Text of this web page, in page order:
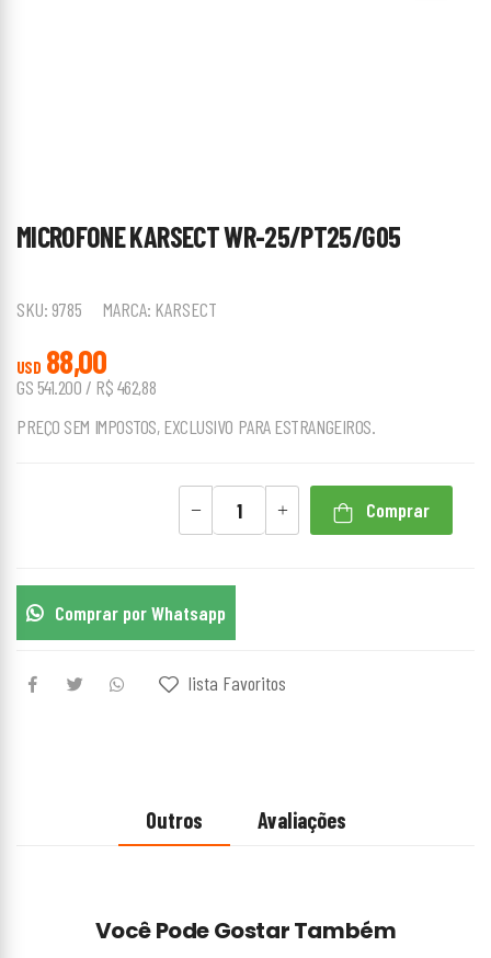
MICROFONE KARSECT WR-25/PT25/G05
SKU: 9785 MARCA: KARSECT
USD 88,00
GS 541.200 / R$ 462,88
PREÇO SEM IMPOSTOS, EXCLUSIVO PARA ESTRANGEIROS.
Comprar
Comprar por Whatsapp
lista Favoritos
Outros Avaliações
Você Pode Gostar Também